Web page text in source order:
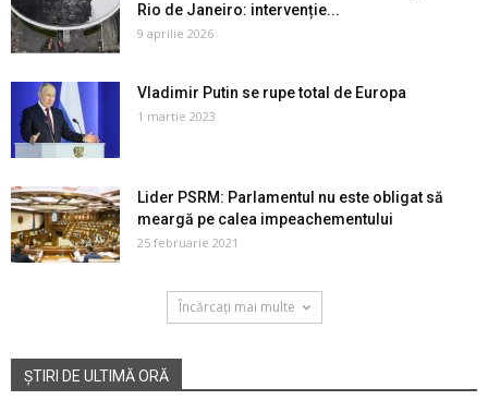
Rio de Janeiro: intervenție...
9 aprilie 2026
Vladimir Putin se rupe total de Europa
1 martie 2023
Lider PSRM: Parlamentul nu este obligat să
meargă pe calea impeachementului
25 februarie 2021
Încărcați mai multe
ȘTIRI DE ULTIMĂ ORĂ